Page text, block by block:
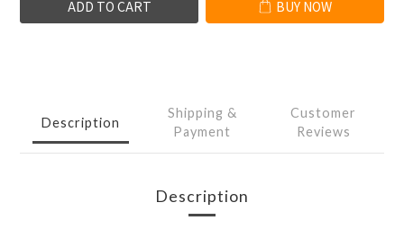
ADD TO CART BUY NOW
Description
Shipping &
Payment
Customer
Reviews
Description